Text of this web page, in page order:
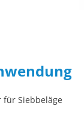
für Siebbeläge